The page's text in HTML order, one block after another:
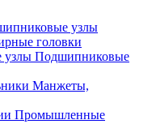
узлы
головки
Подшипниковые
Манжеты,
Промышленные